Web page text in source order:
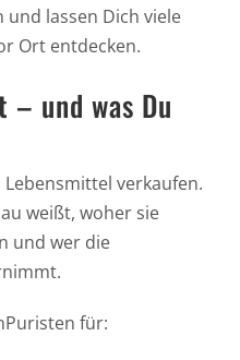
lassen Dich viele
Ort entdecken.
– und was Du
verkaufen.
weißt, woher sie
und wer die
für: